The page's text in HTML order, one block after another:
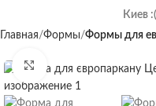
Киев :(
Главная Формы Формы для
Нажмите, чтобы